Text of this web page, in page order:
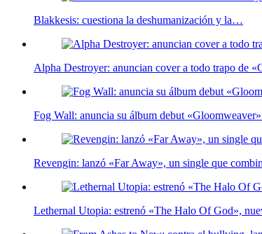
Blakkesis: cuestiona la deshumanización y la…
Alpha Destroyer: anuncian cover a todo trapo de
Fog Wall: anuncia su álbum debut
Revengin: lanzó «Far Away», un single que
Lethernal Utopia: estrenó «The Halo Of God»,